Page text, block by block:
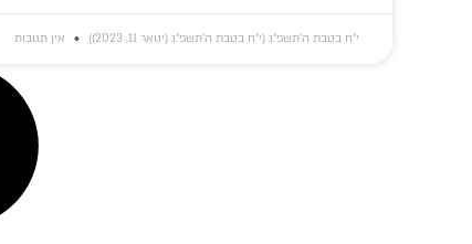
י״ח בטבת ה׳תשפ״ג (י״ח בטבת ה׳תשפ״ג (ינואר 11, 2023)) אין תגובות